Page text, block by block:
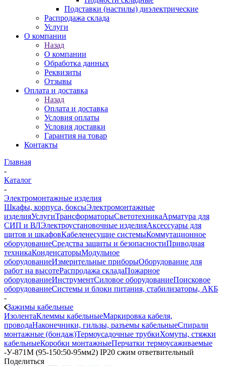
Подставки (настилы) диэлектрические
Распродажа склада
Услуги
О компании
Назад
О компании
Обработка данных
Реквизиты
Отзывы
Оплата и доставка
Назад
Оплата и доставка
Условия оплаты
Условия доставки
Гарантия на товар
Контакты
Главная
-
Каталог
-
Электромонтажные изделия
Шкафы, корпуса, боксыЭлектромонтажные
изделияУслугиТрансформаторыСветотехникаАрматура для
СИП и ВЛЭлектроустановочные изделияАксессуары для
щитов и шкафовКабеленесущие системыКоммутационное
оборудованиеСредства защиты и безопасностиПриводная
техникаКонденсаторыМодульное
оборудованиеИзмерительные приборыОборудование для
работ на высотеРаспродажа складаПожарное
оборудованиеИнструментСиловое оборудованиеПоисковое
оборудованиеСистемы и блоки питания, стабилизаторы, АКБ
-
Зажимы кабельные
ИзолентаКлеммы кабельныеМаркировка кабеля,
проводаНаконечники, гильзы, разъемы кабельныеСпирали
монтажные (бондаж)Термоусадочные трубкиХомуты, стяжки
кабельныеКоробки монтажныеПерчатки термоусаживаемые
-У-871М (95-150:50-95мм2) IP20 сжим ответвительный
Поделиться